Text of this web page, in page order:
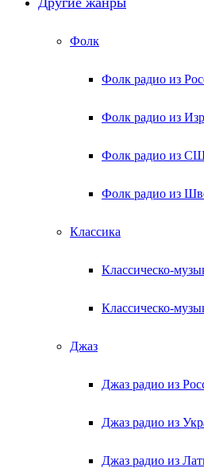
Фолк
Фолк радио из
Фолк радио из
Фолк радио из
Фолк радио из
Классика
Классическо-
Классическо-
Джаз
Джаз радио из
Джаз радио из
Джаз радио из